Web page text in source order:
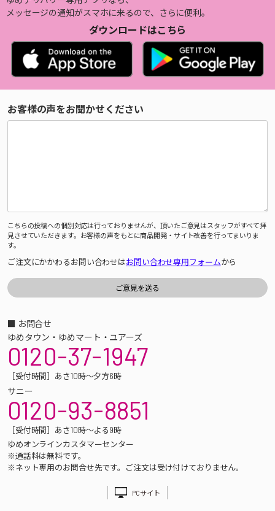
メッセージの通知がスマホに来るので、さらに便利。
ダウンロードはこちら
お客様の声をお聞かせください
こちらの投稿への個別対応は行っておりませんが、頂いたご意見はスタッフがすべて拝
見させていただきます。お客様の声をもとに商品開発・サイト改善を行ってまいりま
す。
ご注文にかかわるお問い合わせはお問い合わせ専用フォームから
■ お問合せ
ゆめタウン・ゆめマート・ユアーズ
0120-37-1947
［受付時間］あさ10時～夕方6時
サニー
0120-93-8851
［受付時間］あさ10時～よる9時
ゆめオンラインカスタマーセンター
※通話料は無料です。
※ネット専用のお問合せ先です。ご注文は受け付けておりません。
PCサイト